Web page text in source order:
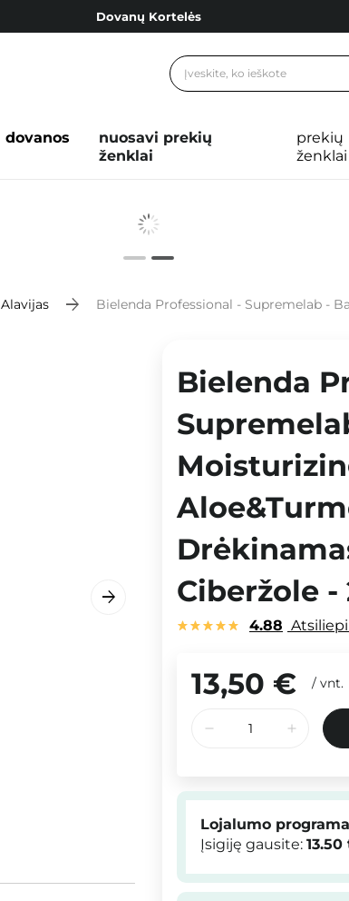
Dovanų Kortelės
Nemokamas pristatymas nuo 40,00 €
dovanos
nuosavi prekių
ženklai
prekių
ženklai
Alavijas Bielenda Professional - Supremelab - Barrier Renew -
Bielenda
Ciberžole -
4.88
13,50 € / vnt.
Lojalumo programa
Įsigiję gausite: 13.50